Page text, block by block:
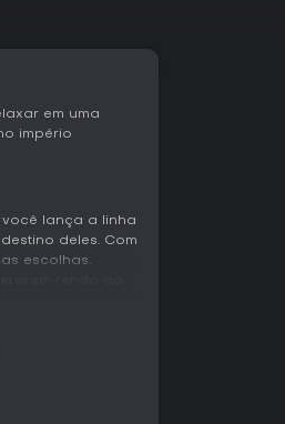
em uma
império
você lança a linha
deles. Com
escolhas.
da
dá vida